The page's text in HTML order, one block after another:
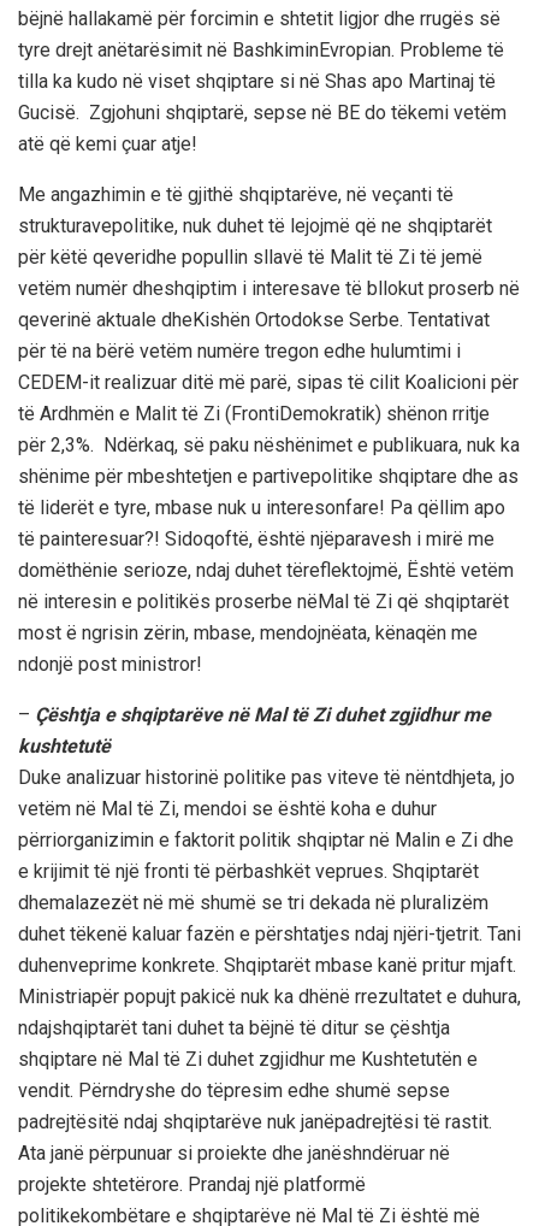
bëjnë hallakamë për forcimin e shtetit ligjor dhe rrugës së
tyre drejt anëtarësimit në BashkiminEvropian. Probleme të
tilla ka kudo në viset shqiptare si në Shas apo Martinaj të
Gucisë. Zgjohuni shqiptarë, sepse në BE do tëkemi vetëm
atë që kemi çuar atje!
Me angazhimin e të gjithë shqiptarëve, në veçanti të
strukturavepolitike, nuk duhet të lejojmë që ne shqiptarët
për këtë qeveridhe popullin sllavë të Malit të Zi të jemë
vetëm numër dheshqiptim i interesave të bllokut proserb në
qeverinë aktuale dheKishën Ortodokse Serbe. Tentativat
për të na bërë vetëm numëre tregon edhe hulumtimi i
CEDEM-it realizuar ditë më parë, sipas të cilit Koalicioni për
të Ardhmën e Malit të Zi (FrontiDemokratik) shënon rritje
për 2,3%. Ndërkaq, së paku nëshënimet e publikuara, nuk ka
shënime për mbeshtetjen e partivepolitike shqiptare dhe as
të liderët e tyre, mbase nuk u interesonfare! Pa qëllim apo
të painteresuar?! Sidoqoftë, është njëparavesh i mirë me
domëthënie serioze, ndaj duhet tëreflektojmë, Është vetëm
në interesin e politikës proserbe nëMal të Zi që shqiptarët
most ë ngrisin zërin, mbase, mendojnëata, kënaqën me
ndonjë post ministror!
– Çështjae shqiptarëve nëMaltëZiduhet zgjidhurme
kushtetutë
Duke analizuar historinë politike pas viteve të nëntdhjeta, jo
vetëm në Mal të Zi, mendoi se është koha e duhur
përriorganizimin e faktorit politik shqiptar në Malin e Zi dhe
e krijimit të një fronti të përbashkët veprues. Shqiptarët
dhemalazezët në më shumë se tri dekada në pluralizëm
duhet tëkenë kaluar fazën e përshtatjes ndaj njëri-tjetrit. Tani
duhenveprime konkrete. Shqiptarët mbase kanë pritur mjaft.
Ministriapër popujt pakicë nuk ka dhënë rrezultatet e duhura,
ndajshqiptarët tani duhet ta bëjnë të ditur se çështja
shqiptare në Mal të Zi duhet zgjidhur me Kushtetutën e
vendit. Përndryshe do tëpresim edhe shumë sepse
padrejtësitë ndaj shqiptarëve nuk janëpadrejtësi të rastit.
Ata janë përpunuar si proiekte dhe janëshndëruar në
projekte shtetërore. Prandaj një platformë
politikekombëtare e shqiptarëve në Mal të Zi është më